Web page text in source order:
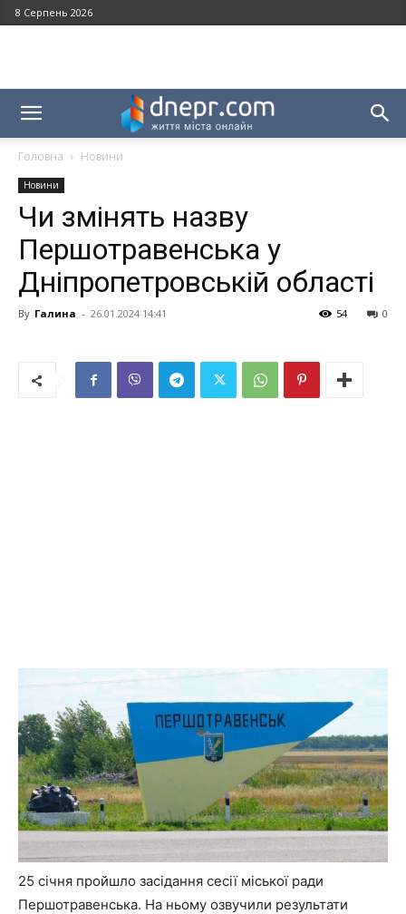
8 Серпень 2026
Головна Новини
Новини
Чи змінять назву
Першотравенська у
Дніпропетровській області
By Галина - 26.01.2024 14:41 0
54
25 січня пройшло засідання сесії міської ради
Першотравенська. На ньому озвучили результати